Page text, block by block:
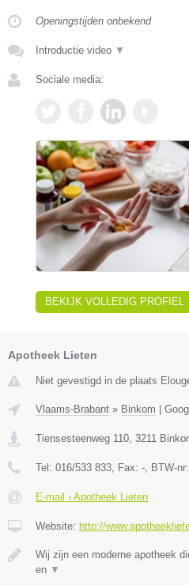
Openingstijden onbekend
Introductie video ▼
Sociale media:
BEKIJK VOLLEDIG PROFIEL
Apotheek Lieten
Niet gevestigd in de plaats
Vlaams-Brabant » Binkom
Tiensesteenweg 110 3211
Tel: 016/533 833 , Fax: - , BTW-nr:
E-mail › Apotheek Lieten
Website: http://
Wij zijn een moderne apotheek
en ▼